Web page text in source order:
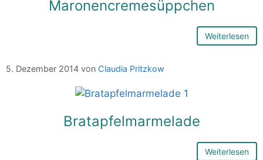
Maronencremesüppchen
Weiterlesen
5. Dezember 2014 von Claudia Pritzkow
Bratapfelmarmelade
Weiterlesen